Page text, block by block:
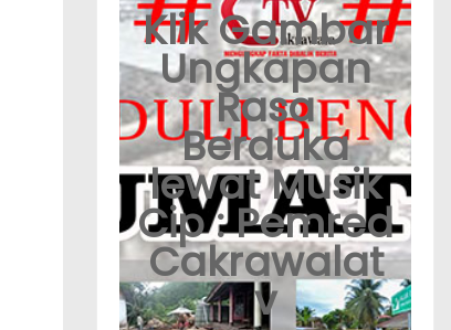
Klik Gambar
Ungkapan
Rasa
Berduka
lewat Musik
Cip : Pemred
Cakrawalat
v